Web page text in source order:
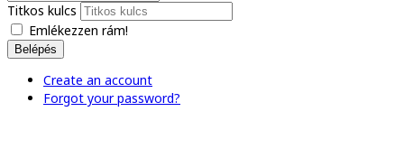
Titkos kulcs
Emlékezzen rám!
Belépés
Create an account
Forgot your password?